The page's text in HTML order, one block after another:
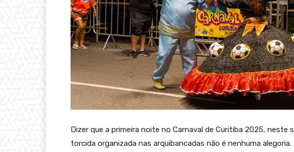
Dizer que a primeira noite no Carnaval de Curitiba 2025, neste
torcida organizada nas arquibancadas não é nenhuma